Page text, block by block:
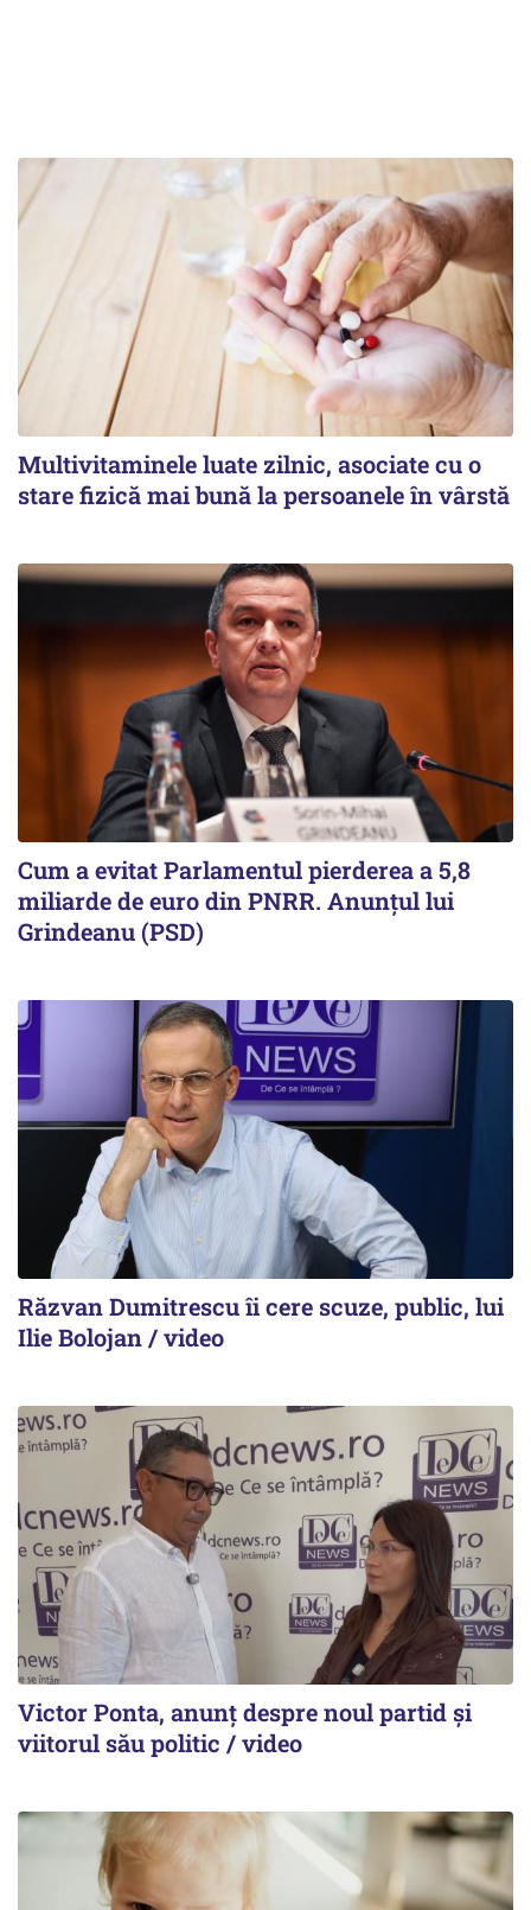
Multivitaminele luate zilnic, asociate cu o
stare fizică mai bună la persoanele în vârstă
Cum a evitat Parlamentul pierderea a 5,8
miliarde de euro din PNRR. Anunțul lui
Grindeanu (PSD)
Răzvan Dumitrescu îi cere scuze, public, lui
Ilie Bolojan / video
Victor Ponta, anunț despre noul partid și
viitorul său politic / video